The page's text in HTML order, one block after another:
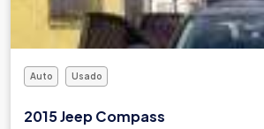
Jonway
Joylong
Kaiyi
Keyton
Auto Usado
2015 Jeep Compass